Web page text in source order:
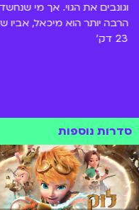
וגונבים את הגוי. אך מי
הרבה יותר הוא מיכאל, אביו
23 דק'
סדרות נוספות